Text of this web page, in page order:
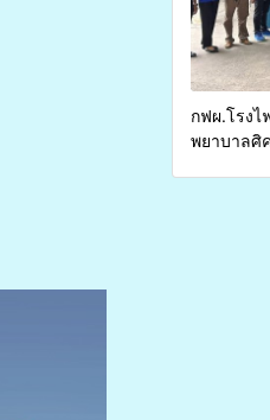
กฟผ.โรง
พยาบาลศิ